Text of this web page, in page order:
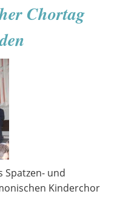
Chortag
Spatzen- und
Kinderchor